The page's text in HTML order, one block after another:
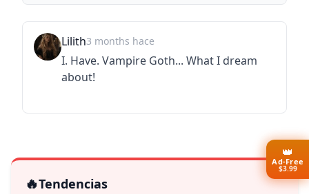
Lilith3 months hace
I. Have. Vampire Goth... What I dream
about!
🔥Tendencias
👑
Ad-Free
$3.99